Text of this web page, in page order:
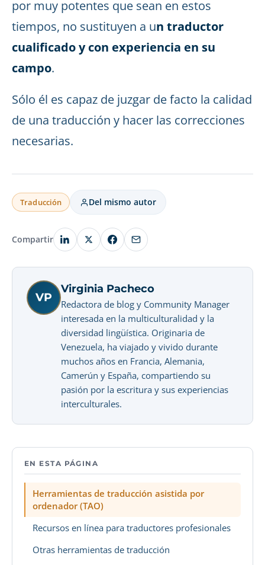
por muy potentes que sean en estos
tiempos, no sustituyen a un traductor
cualificado y con experiencia en su
campo.
Sólo él es capaz de juzgar de facto la calidad
de una traducción y hacer las correcciones
necesarias.
Traducción Del mismo autor
Compartir
VP
Virginia Pacheco
Redactora de blog y Community Manager
interesada en la multiculturalidad y la
diversidad lingüística. Originaria de
Venezuela, ha viajado y vivido durante
muchos años en Francia, Alemania,
Camerún y España, compartiendo su
pasión por la escritura y sus experiencias
interculturales.
EN ESTA PÁGINA
Herramientas de traducción asistida por
ordenador (TAO)
Recursos en línea para traductores profesionales
Otras herramientas de traducción